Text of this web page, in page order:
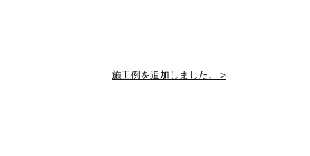
施工例を追加しました。 >